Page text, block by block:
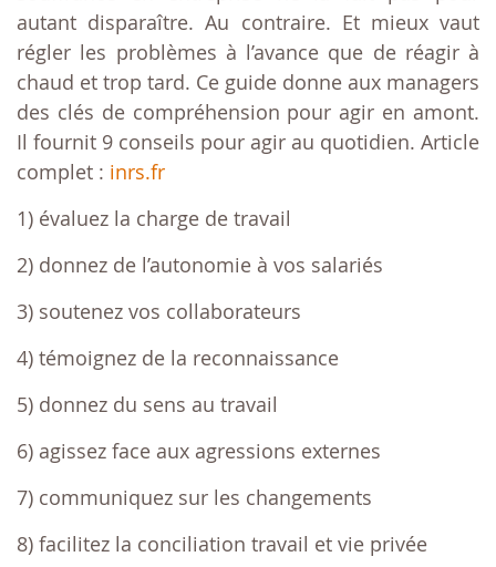
autant disparaître. Au contraire. Et mieux vaut
régler les problèmes à l’avance que de réagir à
chaud et trop tard. Ce guide donne aux managers
des clés de compréhension pour agir en amont.
Il fournit 9 conseils pour agir au quotidien. Article
complet : inrs.fr
1) évaluez la charge de travail
2) donnez de l’autonomie à vos salariés
3) soutenez vos collaborateurs
4) témoignez de la reconnaissance
5) donnez du sens au travail
6) agissez face aux agressions externes
7) communiquez sur les changements
8) facilitez la conciliation travail et vie privée